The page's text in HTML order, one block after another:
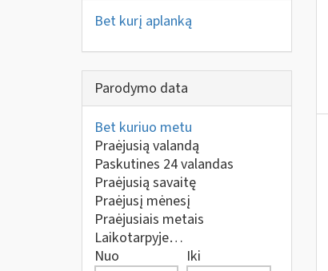
Bet kurį aplanką
Parodymo data
Bet kuriuo metu
Praėjusią valandą
Paskutines 24 valandas
Praėjusią savaitę
Praėjusį mėnesį
Praėjusiais metais
Laikotarpyje…
Nuo
Iki